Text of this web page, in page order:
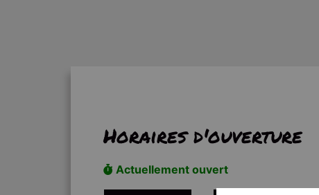
Horaires d'ouverture
Actuellement ouvert